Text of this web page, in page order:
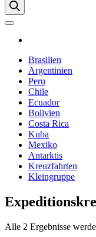
Brasilien
Argentinien
Peru
Chile
Ecuador
Bolivien
Costa Rica
Kuba
Mexiko
Antarktis
Kreuzfahrten
Kleingruppe
Alle 2 Ergebnisse